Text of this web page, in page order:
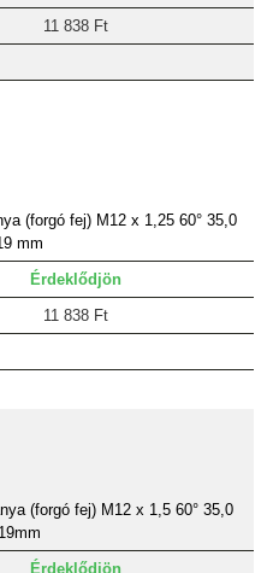
11 838 Ft
(forgó fej) M12 x 1,25 60° 35,0
mm
Érdeklődjön
11 838 Ft
(forgó fej) M12 x 1,5 60° 35,0
Érdeklődjön